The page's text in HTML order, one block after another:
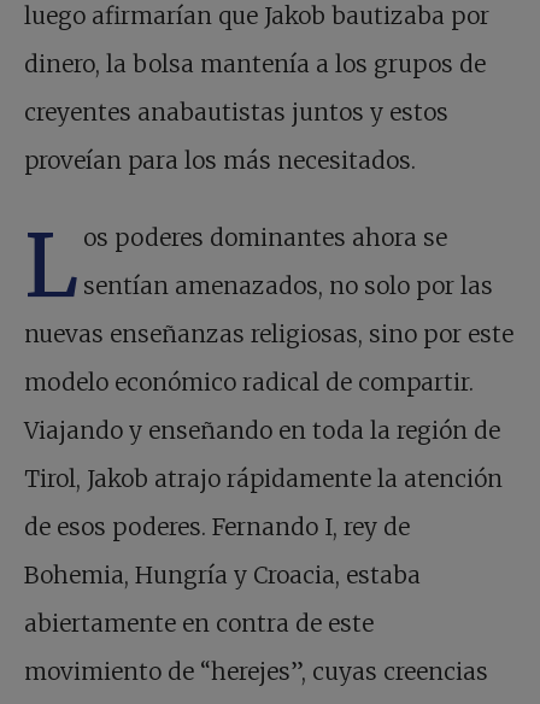
luego afirmarían que Jakob bautizaba por
dinero, la bolsa mantenía a los grupos de
creyentes anabautistas juntos y estos
proveían para los más necesitados.
L os poderes dominantes ahora se
sentían amenazados, no solo por las
nuevas enseñanzas religiosas, sino por este
modelo económico radical de compartir.
Viajando y enseñando en toda la región de
Tirol, Jakob atrajo rápidamente la atención
de esos poderes. Fernando I, rey de
Bohemia, Hungría y Croacia, estaba
abiertamente en contra de este
movimiento de “herejes”, cuyas creencias